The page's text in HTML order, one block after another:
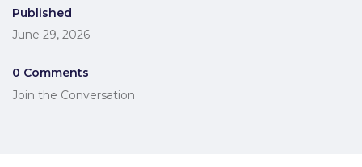
Published
June 29, 2026
0 Comments
Join the Conversation